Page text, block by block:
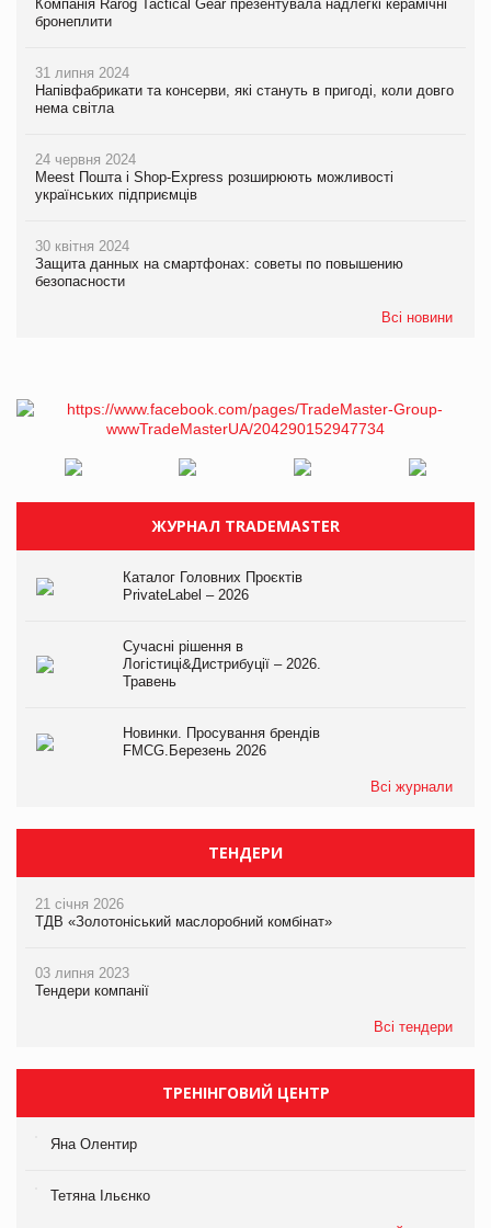
Компанія Rarog Tactical Gear презентувала надлегкі керамічні
бронеплити
31 липня 2024
Напівфабрикати та консерви, які стануть в пригоді, коли довго
нема світла
24 червня 2024
Meest Пошта і Shop-Express розширюють можливості
українських підприємців
30 квітня 2024
Защита данных на смартфонах: советы по повышению
безопасности
Всі новини
ЖУРНАЛ TRADEMASTER
Каталог Головних Проєктів
PrivateLabel – 2026
Сучасні рішення в
Логістиці&Дистрибуції – 2026.
Травень
Новинки. Просування брендів
FMCG.Березень 2026
Всі журнали
ТЕНДЕРИ
21 січня 2026
ТДВ «Золотоніський маслоробний комбінат»
03 липня 2023
Тендери компанії
Всі тендери
ТРЕНІНГОВИЙ ЦЕНТР
Яна Олентир
Тетяна Ільєнко